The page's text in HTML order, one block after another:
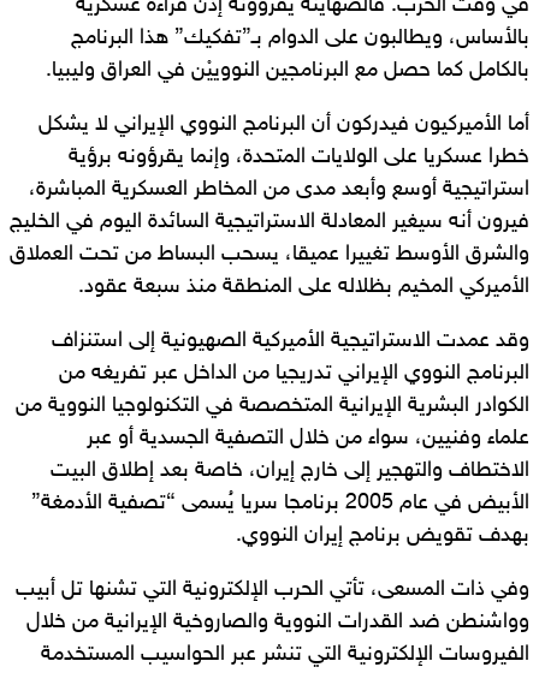
في وقت الحرب. فالصهاينة يقرؤونه إذن قراءة عسكرية
بالأساس، ويطالبون على الدوام بـ”تفكيك” هذا البرنامج
بالكامل كما حصل مع البرنامجين النووييْن في العراق وليبيا.
أما الأميركيون فيدركون أن البرنامج النووي الإيراني لا يشكل
خطرا عسكريا على الولايات المتحدة، وإنما يقرؤونه برؤية
استراتيجية أوسع وأبعد مدى من المخاطر العسكرية المباشرة،
فيرون أنه سيغير المعادلة الاستراتيجية السائدة اليوم في الخليج
والشرق الأوسط تغييرا عميقا، يسحب البساط من تحت العملاق
الأميركي المخيم بظلاله على المنطقة منذ سبعة عقود.
وقد عمدت الاستراتيجية الأميركية الصهيونية إلى استنزاف
البرنامج النووي الإيراني تدريجيا من الداخل عبر تفريغه من
الكوادر البشرية الإيرانية المتخصصة في التكنولوجيا النووية من
علماء وفنيين، سواء من خلال التصفية الجسدية أو عبر
الاختطاف والتهجير إلى خارج إيران، خاصة بعد إطلاق البيت
الأبيض في عام 2005 برنامجا سريا يُسمى “تصفية الأدمغة”
بهدف تقويض برنامج إيران النووي.
وفي ذات المسعى، تأتي الحرب الإلكترونية التي تشنها تل أبيب
وواشنطن ضد القدرات النووية والصاروخية الإيرانية من خلال
الفيروسات الإلكترونية التي تنشر عبر الحواسيب المستخدمة